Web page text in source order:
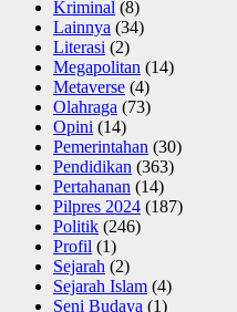
Kriminal (8)
Lainnya (34)
Literasi (2)
Megapolitan (14)
Metaverse (4)
Olahraga (73)
Opini (14)
Pemerintahan (30)
Pendidikan (363)
Pertahanan (14)
Pilpres 2024 (187)
Politik (246)
Profil (1)
Sejarah (2)
Sejarah Islam (4)
Seni Budaya (1)